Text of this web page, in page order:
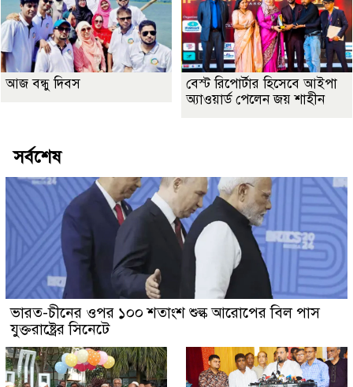
আজ বন্ধু দিবস
বেস্ট রিপোর্টার হিসেবে আইপা
অ্যাওয়ার্ড পেলেন জয় শাহীন
সর্বশেষ
ভারত-চীনের ওপর ১০০ শতাংশ শুল্ক আরোপের বিল পাস
যুক্তরাষ্ট্রের সিনেটে